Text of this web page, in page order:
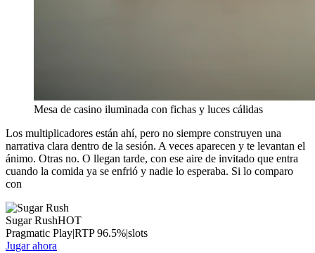
Mesa de casino iluminada con fichas y luces cálidas
Los multiplicadores están ahí, pero no siempre construyen una
narrativa clara dentro de la sesión. A veces aparecen y te levantan el
ánimo. Otras no. O llegan tarde, con ese aire de invitado que entra
cuando la comida ya se enfrió y nadie lo esperaba. Si lo comparo
con
Sugar RushHOT
Pragmatic Play|RTP96.5%|slots
Jugar ahora